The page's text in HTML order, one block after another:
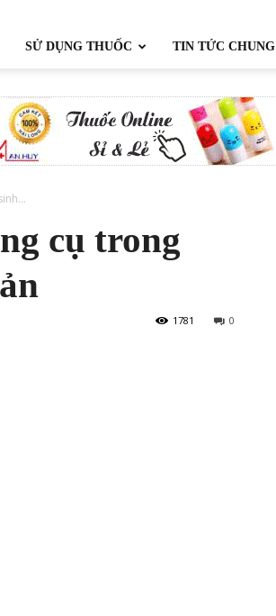
SỬ DỤNG THUỐC TIN TỨC CHUNG
cụ trong
0
1781